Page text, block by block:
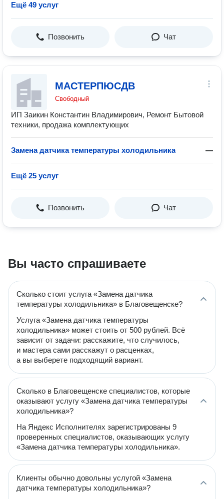
Ещё 49 услуг
Позвонить Чат
МАСТЕРПЮСДВ
Свободный
ИП Заикин Константин Владимирович, Ремонт Бытовой
техники, продажа комплектующих
Замена датчика температуры холодильника —
Ещё 25 услуг
Позвонить Чат
Вы часто спрашиваете
Сколько стоит услуга «Замена датчика
температуры холодильника» в Благовещенске?
Услуга «Замена датчика температуры
холодильника» может стоить от 500 рублей. Всё
зависит от задачи: расскажите, что случилось,
и мастера сами расскажут о расценках,
а вы выберете подходящий вариант.
Сколько в Благовещенске специалистов, которые
оказывают услугу «Замена датчика температуры
холодильника»?
На Яндекс Исполнителях зарегистрированы 9
проверенных специалистов, оказывающих услугу
«Замена датчика температуры холодильника».
Клиенты обычно довольны услугой «Замена
датчика температуры холодильника»?